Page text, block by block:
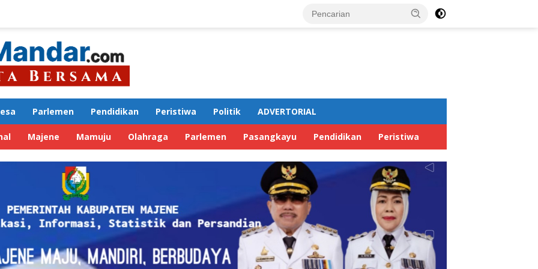
Parlemen Pendidikan Peristiwa Politik ADVERTORIAL
Majene Mamuju Olahraga Parlemen Pasangkayu Pendidikan Peristiwa